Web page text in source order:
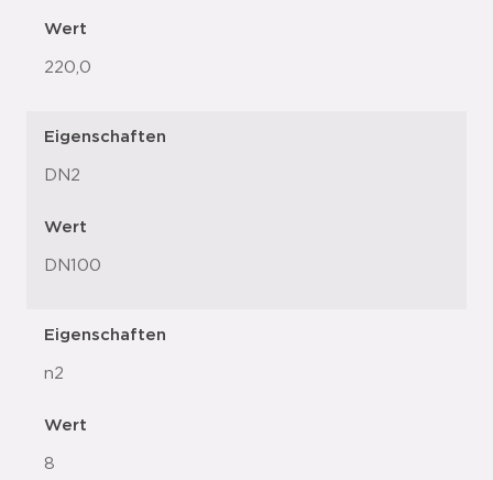
Wert
220,0
Eigenschaften
DN2
Wert
DN100
Eigenschaften
n2
Wert
8